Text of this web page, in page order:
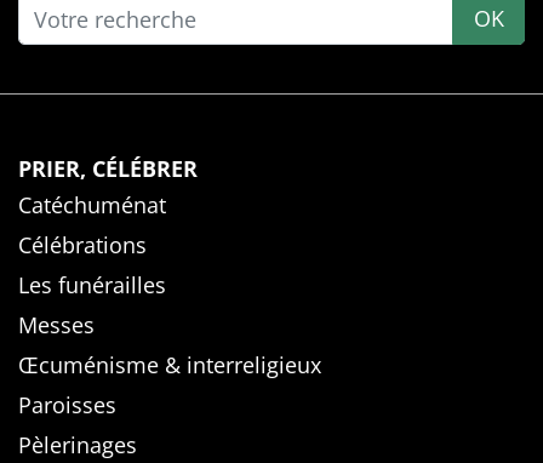
OK
PRIER, CÉLÉBRER
Catéchuménat
Célébrations
Les funérailles
Messes
Œcuménisme & interreligieux
Paroisses
Pèlerinages